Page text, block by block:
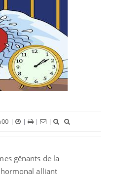
| | | |
gênants de la
alliant